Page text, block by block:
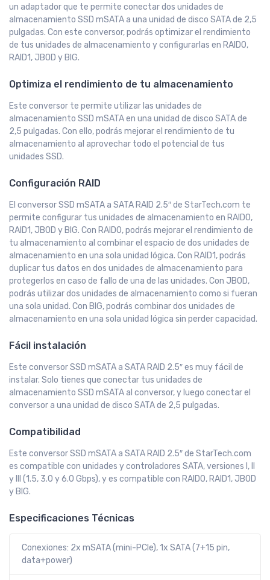
un adaptador que te permite conectar dos unidades de
almacenamiento SSD mSATA a una unidad de disco SATA de 2,5
pulgadas. Con este conversor, podrás optimizar el rendimiento
de tus unidades de almacenamiento y configurarlas en RAID0,
RAID1, JBOD y BIG.
Optimiza el rendimiento de tu almacenamiento
Este conversor te permite utilizar las unidades de
almacenamiento SSD mSATA en una unidad de disco SATA de
2,5 pulgadas. Con ello, podrás mejorar el rendimiento de tu
almacenamiento al aprovechar todo el potencial de tus
unidades SSD.
Configuración RAID
El conversor SSD mSATA a SATA RAID 2.5″ de StarTech.com te
permite configurar tus unidades de almacenamiento en RAID0,
RAID1, JBOD y BIG. Con RAID0, podrás mejorar el rendimiento de
tu almacenamiento al combinar el espacio de dos unidades de
almacenamiento en una sola unidad lógica. Con RAID1, podrás
duplicar tus datos en dos unidades de almacenamiento para
protegerlos en caso de fallo de una de las unidades. Con JBOD,
podrás utilizar dos unidades de almacenamiento como si fueran
una sola unidad. Con BIG, podrás combinar dos unidades de
almacenamiento en una sola unidad lógica sin perder capacidad.
Fácil instalación
Este conversor SSD mSATA a SATA RAID 2.5″ es muy fácil de
instalar. Solo tienes que conectar tus unidades de
almacenamiento SSD mSATA al conversor, y luego conectar el
conversor a una unidad de disco SATA de 2,5 pulgadas.
Compatibilidad
Este conversor SSD mSATA a SATA RAID 2.5″ de StarTech.com
es compatible con unidades y controladores SATA, versiones I, II
y III (1.5, 3.0 y 6.0 Gbps), y es compatible con RAID0, RAID1, JBOD
y BIG.
Especificaciones Técnicas
Conexiones: 2x mSATA (mini-PCIe), 1x SATA (7+15 pin,
data+power)